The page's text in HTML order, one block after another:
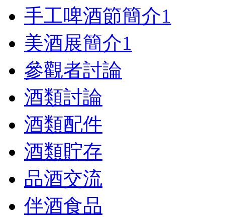
手工啤酒節簡介1
美酒展簡介1
參觀者討論
酒類討論
酒類配件
酒類貯存
品酒交流
伴酒食品